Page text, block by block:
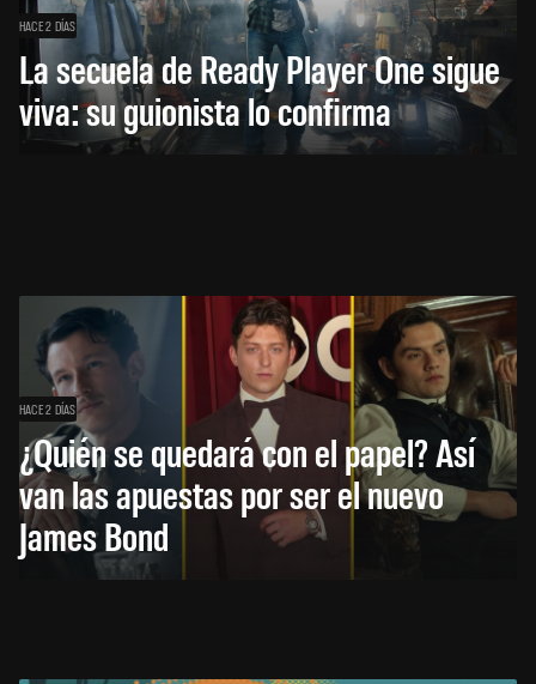
HACE 2 DÍAS
La secuela de Ready Player One sigue
viva: su guionista lo confirma
HACE 2 DÍAS
¿Quién se quedará con el papel? Así
van las apuestas por ser el nuevo
James Bond